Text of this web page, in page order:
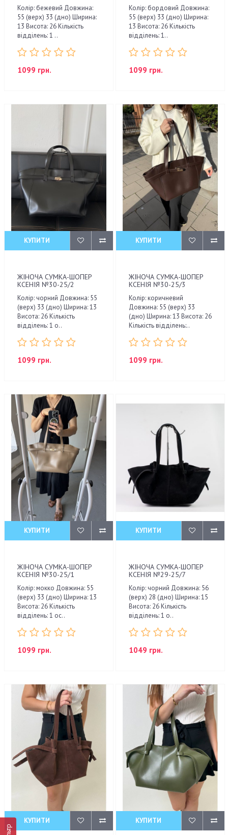
Колір: бежевий Довжина:
55 (верх) 33 (дно) Ширина:
13 Висота: 26 Кількість
відділень: 1 ..
1099 грн.
Колір: бордовий Довжина:
55 (верх) 33 (дно) Ширина:
13 Висота: 26 Кількість
відділень: 1..
1099 грн.
КУПИТИ
ЖІНОЧА СУМКА-ШОПЕР
КСЕНІЯ №30-25/2
Колір: чорний Довжина: 55
(верх) 33 (дно) Ширина: 13
Висота: 26 Кількість
відділень: 1 о..
1099 грн.
КУПИТИ
ЖІНОЧА СУМКА-ШОПЕР
КСЕНІЯ №30-25/3
Колір: коричневий
Довжина: 55 (верх) 33
(дно) Ширина: 13 Висота: 26
Кількість відділень:..
1099 грн.
КУПИТИ
ЖІНОЧА СУМКА-ШОПЕР
КСЕНІЯ №30-25/1
Колір: мокко Довжина: 55
(верх) 33 (дно) Ширина: 13
Висота: 26 Кількість
відділень: 1 ос..
1099 грн.
КУПИТИ
ЖІНОЧА СУМКА-ШОПЕР
КСЕНІЯ №29-25/7
Колір: чорний Довжина: 56
(верх) 28 (дно) Ширина: 15
Висота: 26 Кількість
відділень: 1 о..
1049 грн.
КУПИТИ КУПИТИ